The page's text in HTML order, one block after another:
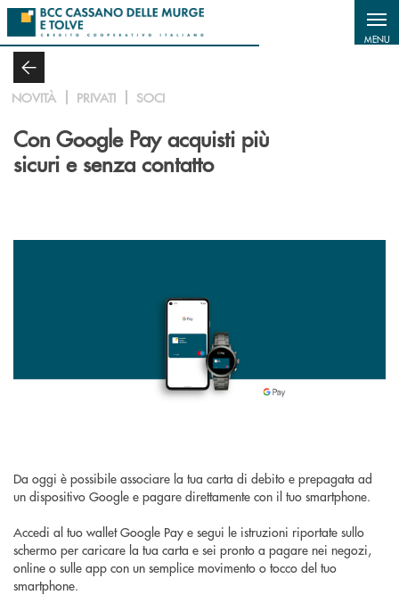
Salta al contenuto principale
MENU
NOVITÀ PRIVATI SOCI
Con Google Pay acquisti più
sicuri e senza contatto
Da oggi è possibile associare la tua carta di debito e prepagata ad
un dispositivo Google e pagare direttamente con il tuo smartphone.
Accedi al tuo wallet Google Pay e segui le istruzioni riportate sullo
schermo per caricare la tua carta e sei pronto a pagare nei negozi,
online o sulle app con un semplice movimento o tocco del tuo
smartphone.